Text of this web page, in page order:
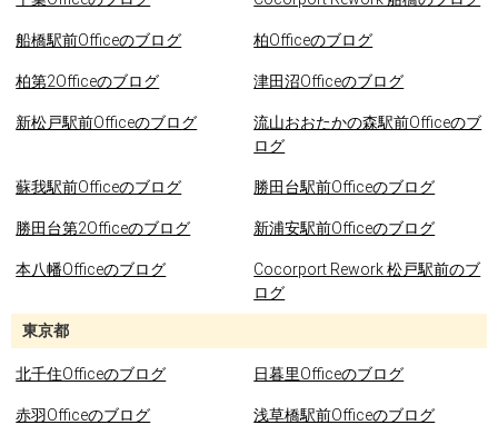
船橋駅前Officeのブログ 柏Officeのブログ
柏第2Officeのブログ 津田沼Officeのブログ
新松戸駅前Officeのブログ
流山おおたかの森駅前Officeのブ
ログ
蘇我駅前Officeのブログ 勝田台駅前Officeのブログ
勝田台第2Officeのブログ 新浦安駅前Officeのブログ
本八幡Officeのブログ
Cocorport Rework 松戸駅前のブ
ログ
東京都
北千住Officeのブログ 日暮里Officeのブログ
赤羽Officeのブログ 浅草橋駅前Officeのブログ